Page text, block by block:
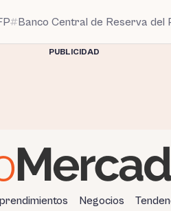
Banco Central de Reserva del
PUBLICIDAD
Negocios